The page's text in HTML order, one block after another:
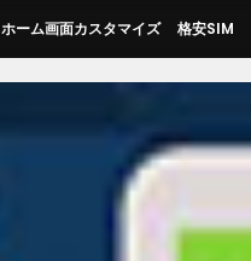
ホーム画面カスタマイズ 格安SIM